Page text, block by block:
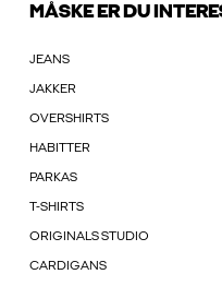
MÅSKE ER DU
JEANS
JAKKER
OVERSHIRTS
HABITTER
PARKAS
T-SHIRTS
ORIGINALS STUDIO
CARDIGANS